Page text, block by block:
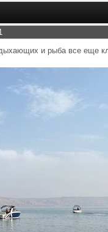
и рыба все еще